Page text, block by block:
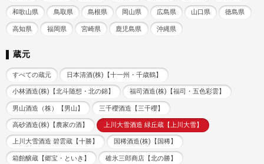
和歌山県 鳥取県 島根県 岡山県 広島県 山口県 徳島県
高知県 福岡県 宮崎県 鹿児島県 沖縄県
蔵元
すべての蔵元 日本清酒(株)【十一州・千歳鶴】
小林酒造(株)【北斗随想・北の錦】 福司酒造(株)【福司・五色彩雲】
男山酒造（株）【男山】 三千櫻酒造【三千櫻】
高砂酒造(株)【農家の酒】 上川大雪酒造 緑丘蔵【上川大雪】
上川大雪酒造 碧雲蔵【十勝】 国稀酒造(株)【国稀】
箱館醸蔵【郷宝・といき】 碓氷三郎商店【北の勝】